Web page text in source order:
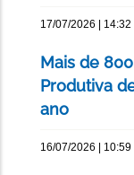
17/07/2026 | 14:32
Mais de
Produtiva
ano
16/07/2026 | 10:59